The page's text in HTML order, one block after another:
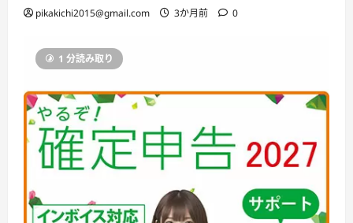
pikakichi2015@gmail.com 3か月前 0
1 分読み取り